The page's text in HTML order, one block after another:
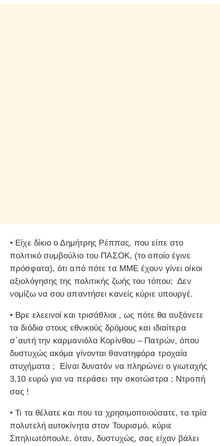
• Είχε δίκιο ο Δημήτρης Ρέππας, που είπε στο
πολιτικό συμβούλιο του ΠΑΣΟΚ, (το οποίο έγινε
πρόσφατα), ότι από πότε τα ΜΜΕ έχουν γίνει οίκοι
αξιολόγησης της πολιτικής ζωής του τόπου; Δεν
νομίζω να σου απαντήσει κανείς κύριε υπουργέ.
• Βρε ελεεινοί και τρισάθλιοι , ως πότε θα αυξάνετε
τα διόδια στους εθνικούς δρόμους και ιδιαίτερα
σ΄αυτή την καρμανιόλα Κορίνθου – Πατρών, όπου
δυστυχώς ακόμα γίνονται θανατηφόρα τροχαία
ατυχήματα ; Είναι δυνατόν να πληρώνει ο γιωταχής
3,10 ευρώ για να περάσει την σκοτώστρα ; Ντροπή
σας !
• Τι τα θέλατε και που τα χρησιμοποιούσατε, τα τρία
πολυτελή αυτοκίνητα στον Τουρισμό, κύριε
Σπηλιωτόπουλε, όταν, δυστυχώς, σας είχαν βάλει